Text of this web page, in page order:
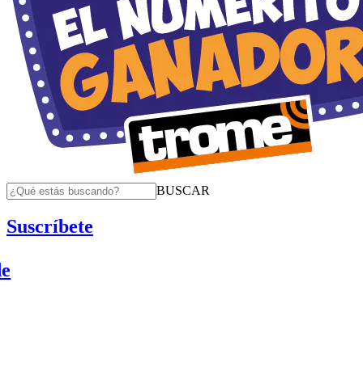
BUSCAR
Suscríbete